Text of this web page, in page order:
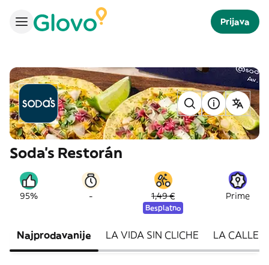
Prijava
Soda's Restorán
95% - 1,49 €
Besplatno
Prime
Najprodavanije LA VIDA SIN CLICHE LA CALLE